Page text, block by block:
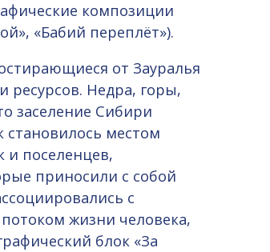
композиции
«Бабий переплёт»).
от Зауралья
ресурсов. Недра, горы,
заселение Сибири
становилось местом
и поселенцев,
приносили с собой
с
жизни человека,
блок «За